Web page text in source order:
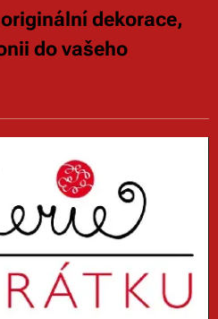
dekorace,
do vašeho